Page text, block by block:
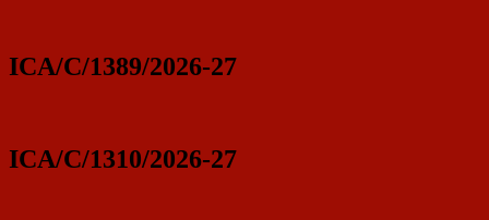
ICA/C/1389/2026-27
ICA/C/1310/2026-27